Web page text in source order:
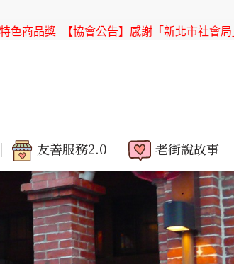
【協會公告】感謝「新北市社會局」銀髮族
友善服務2.0 老街說故事